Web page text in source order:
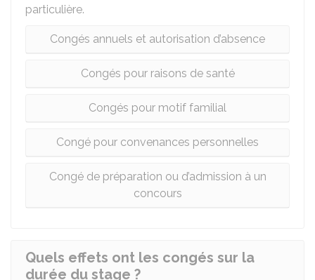
particulière.
Congés annuels et autorisation d’absence
Congés pour raisons de santé
Congés pour motif familial
Congé pour convenances personnelles
Congé de préparation ou d’admission à un
concours
Quels effets ont les congés sur la
durée du stage ?